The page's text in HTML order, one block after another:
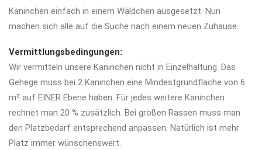
Kaninchen einfach in einem Wäldchen ausgesetzt. Nun
machen sich alle auf die Suche nach einem neuen Zuhause.
Vermittlungsbedingungen:
Wir vermitteln unsere Kaninchen nicht in Einzelhaltung. Das
Gehege muss bei 2 Kaninchen eine Mindestgrundfläche von 6
m² auf EINER Ebene haben. Für jedes weitere Kaninchen
rechnet man 20 % zusätzlich. Bei großen Rassen muss man
den Platzbedarf entsprechend anpassen. Natürlich ist mehr
Platz immer wünschenswert.